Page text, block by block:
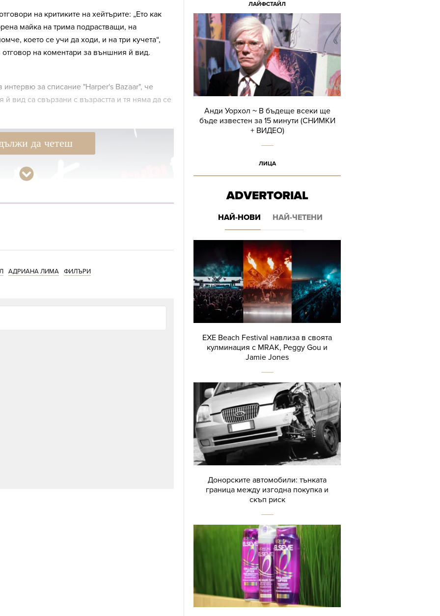
на критиките на хейтърите: „Ето как
майка на трима подрастващи, на
което се учи да ходи, и на три кучета“,
отговор на коментари за външния й вид.
за списание "Harper's Bazaar", че
вид са свързани с възрастта и тя няма да се
да четеш
АДРИАНА ЛИМА ФИЛЪРИ
ЛАЙФСТАЙЛ
Анди Уорхол ~ В бъдеще всеки ще
бъде известен за 15 минути (СНИМКИ
+ ВИДЕО)
ЛИЦА
ADVERTORIAL
НАЙ-НОВИ НАЙ-ЧЕТЕНИ
EXE Beach Festival навлиза в своята
кулминация с MRAK, Peggy Gou и
Jamie Jones
Донорските автомобили: тънката
граница между изгодна покупка и
скъп риск